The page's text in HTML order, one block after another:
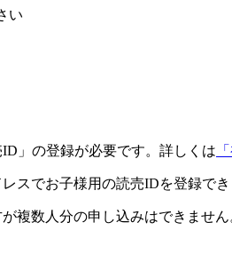
い
」の登録が必要です。詳しくは
スでお子様用の読売IDを登録でき
数人分の申し込みはできませ